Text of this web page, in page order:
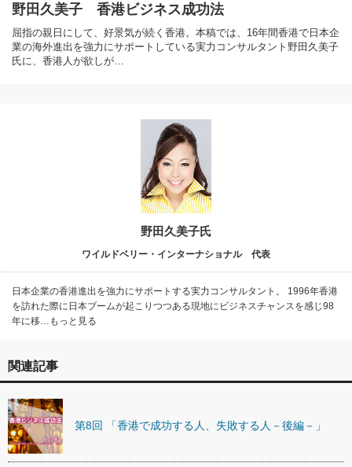
野田久美子 香港ビジネス成功法
屈指の親日にして、好景気が続く香港。本稿では、16年間香港で日本企
業の海外進出を強力にサポートしている実力コンサルタント野田久美子
氏に、香港人が欲しが…
野田久美子氏
ワイルドベリー・インターナショナル 代表
日本企業の香港進出を強力にサポートする実力コンサルタント。 1996年香港
を訪れた際に日本ブームが起こりつつある現地にビジネスチャンスを感じ98
年に移…もっと見る
関連記事
第8回 「香港で成功する人、失敗する人－後編－」